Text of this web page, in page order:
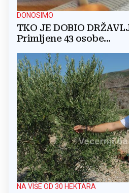
DONOSIMO
TKO JE DOBIO
Primljene 43 osobe...
NA VIŠE OD 30 HEKTARA